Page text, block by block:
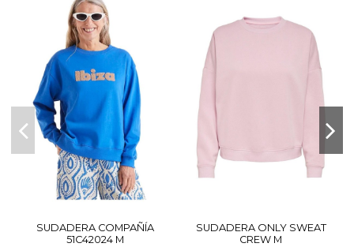
SUDADERA COMPAÑÍA
51C42024 M
SUDADERA ONLY SWEAT
CREW M